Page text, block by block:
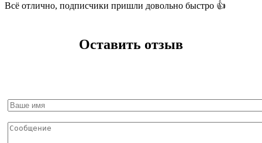
Всё отлично, подписчики пришли довольно быстро 👍
Оставить отзыв